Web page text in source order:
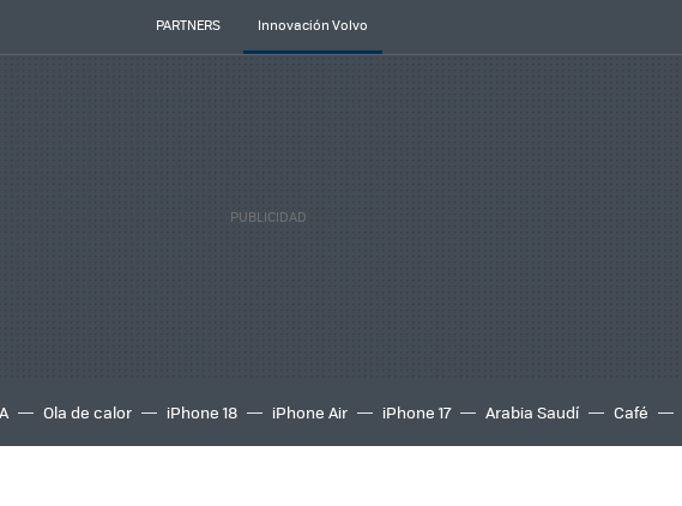
PARTNERS Innovación Volvo
Ola de calor iPhone 18 iPhone Air iPhone 17 Arabia Saudí Café